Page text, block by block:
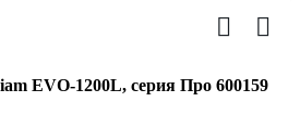
EVO-1200L, серия Про 600159